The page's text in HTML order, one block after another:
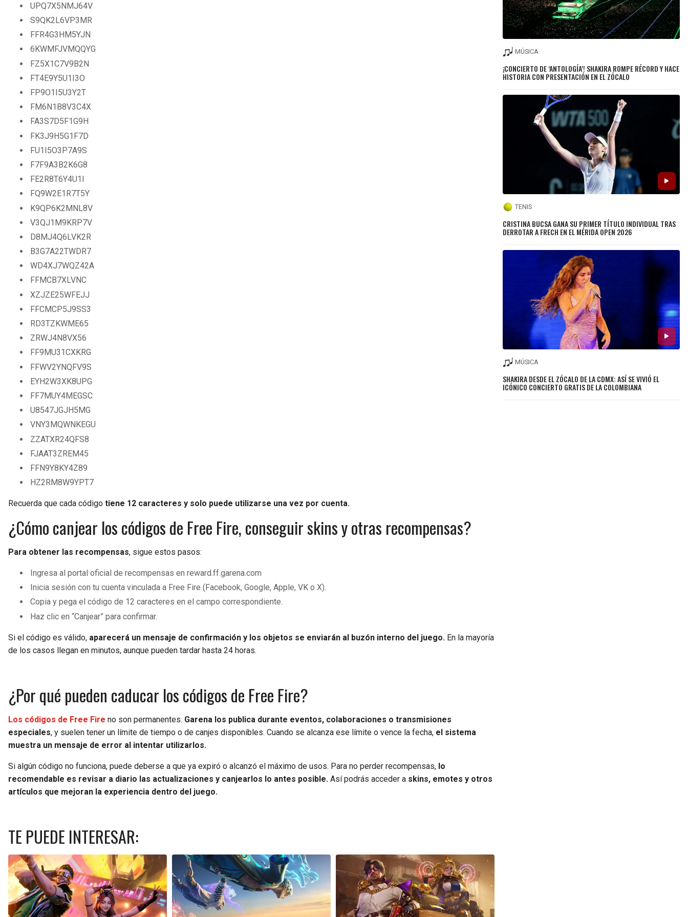
UPQ7X5NMJ64V
S9QK2L6VP3MR
FFR4G3HM5YJN
6KWMFJVMQQYG
FZ5X1C7V9B2N
FT4E9Y5U1I3O
FP9O1I5U3Y2T
FM6N1B8V3C4X
FA3S7D5F1G9H
FK3J9H5G1F7D
FU1I5O3P7A9S
F7F9A3B2K6G8
FE2R8T6Y4U1I
FQ9W2E1R7T5Y
K9QP6K2MNL8V
V3QJ1M9KRP7V
D8MJ4Q6LVK2R
B3G7A22TWDR7
WD4XJ7WQZ42A
FFMCB7XLVNC
XZJZE25WFEJJ
FFCMCP5J9SS3
RD3TZKWME65
ZRWJ4N8VX56
FF9MU31CXKRG
FFWV2YNQFV9S
EYH2W3XK8UPG
FF7MUY4MEGSC
U8547JGJH5MG
VNY3MQWNKEGU
ZZATXR24QFS8
FJAAT3ZREM45
FFN9Y8KY4Z89
HZ2RM8W9YPT7
Recuerda que cada código tiene 12 caracteres y solo puede utilizarse una vez por cuenta.
¿Cómo canjear los códigos de Free Fire, conseguir skins y otras recompensas?
Para obtener las recompensas, sigue estos pasos:
Ingresa al portal oficial de recompensas en reward.ff.garena.com
Inicia sesión con tu cuenta vinculada a Free Fire (Facebook, Google, Apple, VK o X).
Copia y pega el código de 12 caracteres en el campo correspondiente.
Haz clic en “Canjear” para confirmar.
Si el código es válido, aparecerá un mensaje de confirmación y los objetos se enviarán al buzón interno del juego. En la mayoría
de los casos llegan en minutos, aunque pueden tardar hasta 24 horas.
¿Por qué pueden caducar los códigos de Free Fire?
Los códigos de Free Fire no son permanentes. Garena los publica durante eventos, colaboraciones o transmisiones
especiales, y suelen tener un límite de tiempo o de canjes disponibles. Cuando se alcanza ese límite o vence la fecha, el sistema
muestra un mensaje de error al intentar utilizarlos.
Si algún código no funciona, puede deberse a que ya expiró o alcanzó el máximo de usos. Para no perder recompensas, lo
recomendable es revisar a diario las actualizaciones y canjearlos lo antes posible. Así podrás acceder a skins, emotes y otros
artículos que mejoran la experiencia dentro del juego.
TE PUEDE INTERESAR:
MÚSICA
¡CONCIERTO DE ‘ANTOLOGÍA’! SHAKIRA ROMPE RÉCORD Y HACE
HISTORIA CON PRESENTACIÓN EN EL ZÓCALO
TENIS
CRISTINA BUCSA GANA SU PRIMER TÍTULO INDIVIDUAL TRAS
DERROTAR A FRECH EN EL MÉRIDA OPEN 2026
MÚSICA
SHAKIRA DESDE EL ZÓCALO DE LA CDMX: ASÍ SE VIVIÓ EL
ICÓNICO CONCIERTO GRATIS DE LA COLOMBIANA